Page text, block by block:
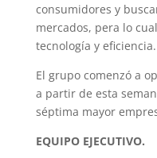
consumidores y
mercados, pera lo
tecnología y eficiencia.
El grupo comenzó a
a partir de esta
séptima mayor
EQUIPO EJECUTIVO.